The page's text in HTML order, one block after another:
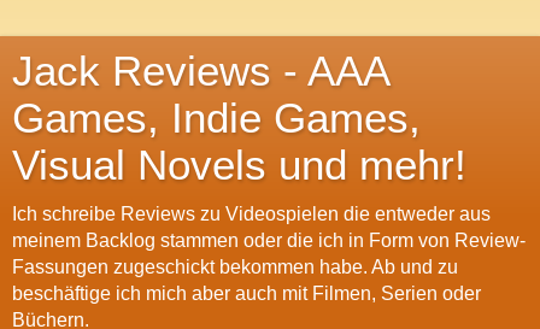
Jack Reviews - AAA
Games, Indie Games,
Visual Novels und mehr!
Ich schreibe Reviews zu Videospielen die entweder aus
meinem Backlog stammen oder die ich in Form von Review-
Fassungen zugeschickt bekommen habe. Ab und zu
beschäftige ich mich aber auch mit Filmen, Serien oder
Büchern.